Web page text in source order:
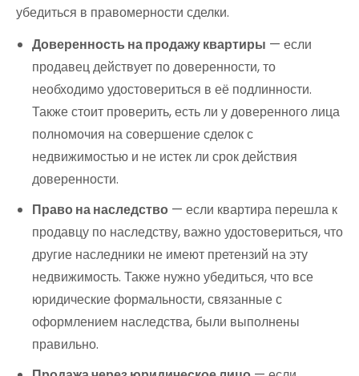
убедиться в правомерности сделки.
Доверенность на продажу квартиры — если
продавец действует по доверенности, то
необходимо удостовериться в её подлинности.
Также стоит проверить, есть ли у доверенного лица
полномочия на совершение сделок с
недвижимостью и не истек ли срок действия
доверенности.
Право на наследство — если квартира перешла к
продавцу по наследству, важно удостовериться, что
другие наследники не имеют претензий на эту
недвижимость. Также нужно убедиться, что все
юридические формальности, связанные с
оформлением наследства, были выполнены
правильно.